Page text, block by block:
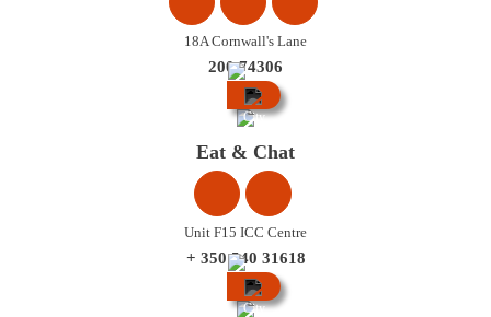
18A Cornwall's Lane
200 74306
City
Eat & Chat
Unit F15 ICC Centre
+ 350 540 31618
City